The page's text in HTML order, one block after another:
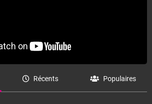
Récents Populaires